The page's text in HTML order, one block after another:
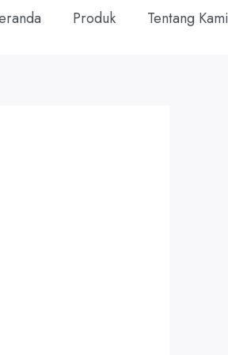
Produk Tentang Kami